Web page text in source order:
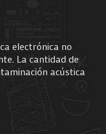
electrónica no
La cantidad de
acústica